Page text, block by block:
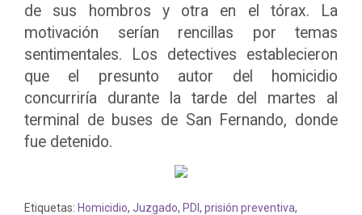
de sus hombros y otra en el tórax. La
motivación serían rencillas por temas
sentimentales. Los detectives establecieron
que el presunto autor del homicidio
concurriría durante la tarde del martes al
terminal de buses de San Fernando, donde
fue detenido.
Etiquetas: Homicidio, Juzgado, PDI , prisión preventiva,